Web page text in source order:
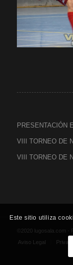
PRESENTACIÓN
VIII TORNEO DE
VIII TORNEO DE
©2020 lugosala.com -
Aviso Legal
Este sitio utiliza